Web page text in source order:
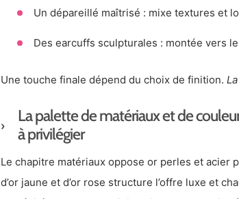
Un dépareillé maîtrisé : mixe textures et
Des earcuffs sculpturales : montée vers
Une touche finale dépend du choix de finition.
La palette de matériaux et de
à privilégier
Le chapitre matériaux oppose or perles et acier
d’or jaune et d’or rose structure l’offre luxe et